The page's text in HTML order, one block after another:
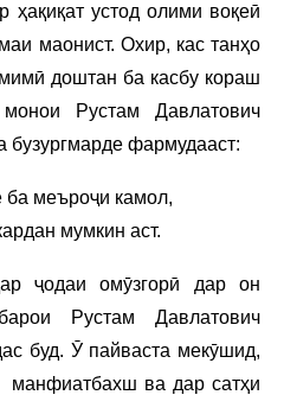
устод олими воқеӣ
маонист. Охир, кас танҳо
доштан ба касбу кораш
Рустам Давлатович
фармудааст:
ба меъроҷи камол,
мумкин аст.
ҷодаи омӯзгорӣ дар он
Рустам Давлатович
буд. Ӯ пайваста мекӯшид,
манфиатбахш ва дар сатҳи